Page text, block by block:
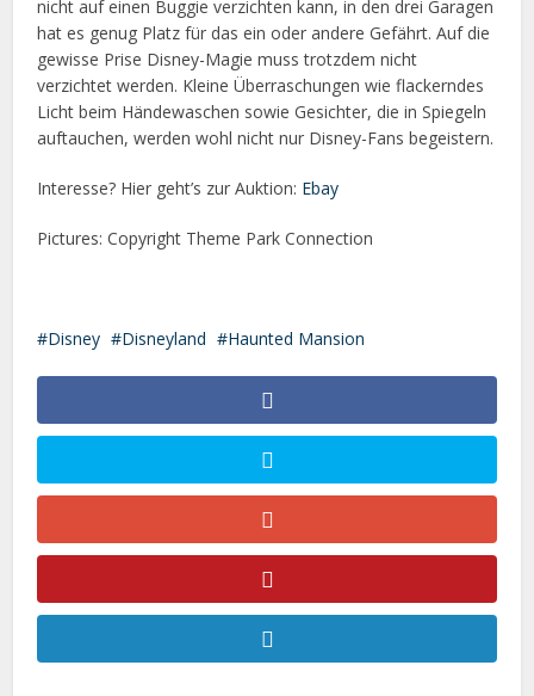
nicht auf einen Buggie verzichten kann, in den drei Garagen
hat es genug Platz für das ein oder andere Gefährt. Auf die
gewisse Prise Disney-Magie muss trotzdem nicht
verzichtet werden. Kleine Überraschungen wie flackerndes
Licht beim Händewaschen sowie Gesichter, die in Spiegeln
auftauchen, werden wohl nicht nur Disney-Fans begeistern.
Interesse? Hier geht’s zur Auktion: Ebay
Pictures: Copyright Theme Park Connection
Disney Disneyland Haunted Mansion